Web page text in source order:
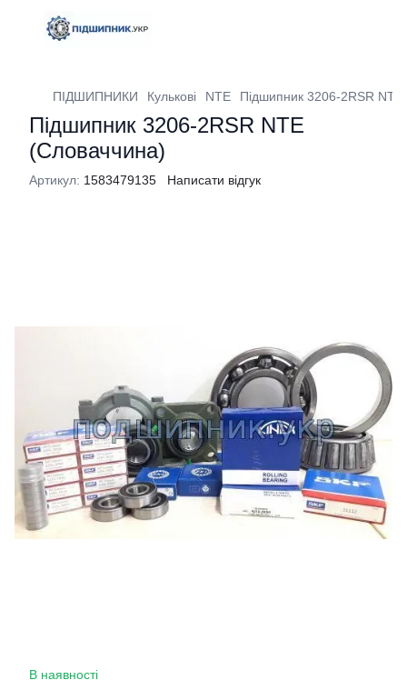
ПІДШИПНИКИ Кулькові NTE Підшипник 3206-2RSR
Підшипник 3206-2RSR NTE
(Словаччина)
Артикул: 1583479135 Написати відгук
В наявності